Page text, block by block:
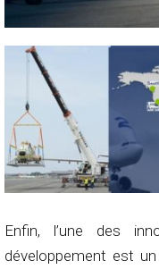
Enfin, l’une des
développement est